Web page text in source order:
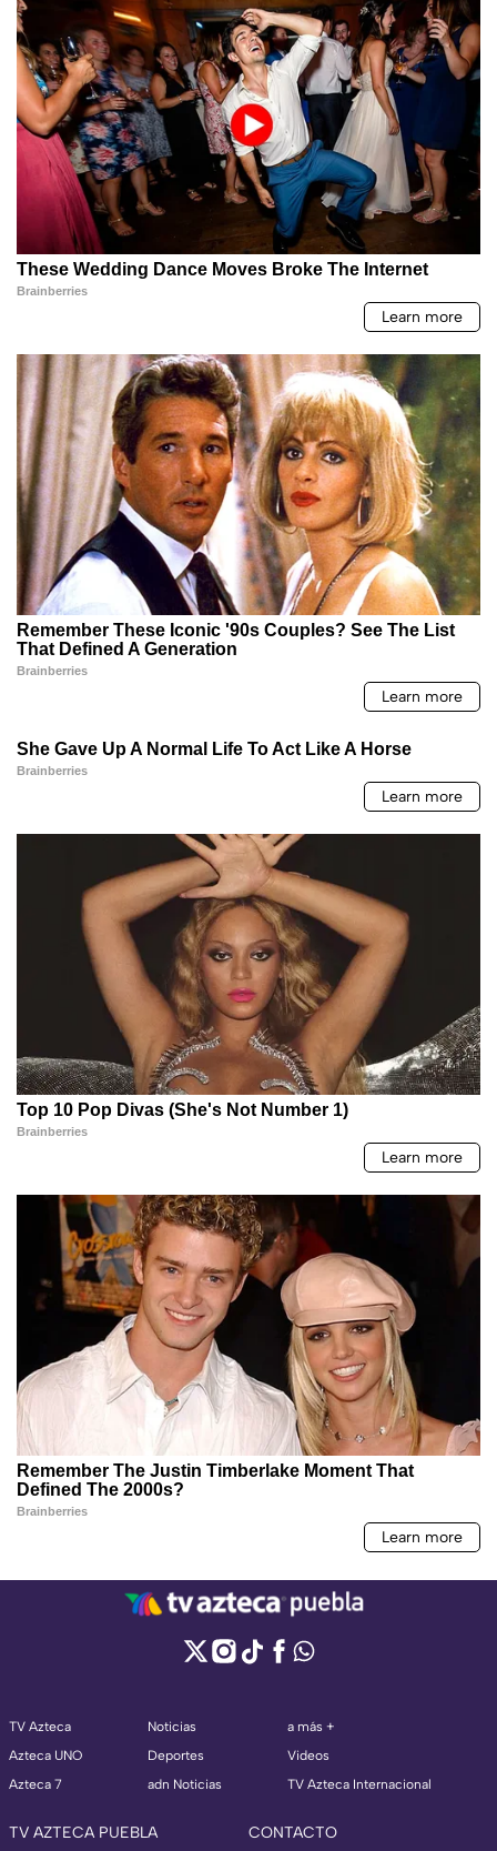
TV Azteca
Azteca UNO
Azteca 7
Noticias
Deportes
adn Noticias
a más +
Videos
TV Azteca Internacional
TV AZTECA PUEBLA CONTACTO